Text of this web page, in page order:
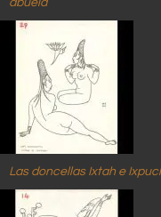
Las doncellas Ixtah e